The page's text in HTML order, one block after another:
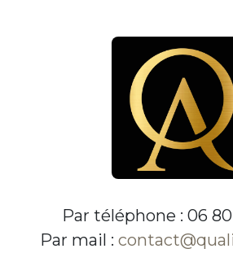
Par téléphone : 06
Par mail :